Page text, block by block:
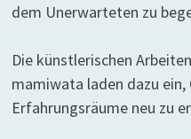
dem Unerwarteten zu
Die künstlerischen
mamiwata laden dazu
Erfahrungsräume neu zu